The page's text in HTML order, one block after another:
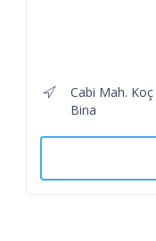
Cabi Mah. Koç
Bina